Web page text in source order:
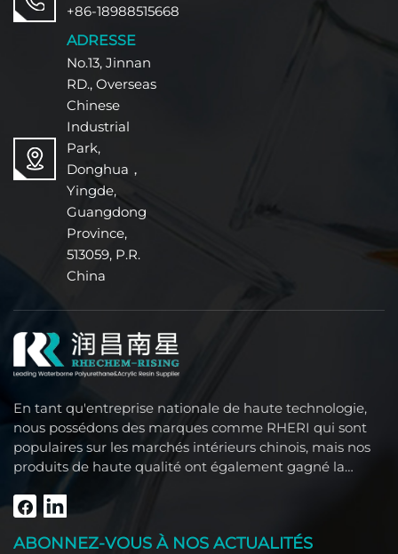
+86-18988515668
ADRESSE
No.13, Jinnan
RD., Overseas
Chinese
Industrial
Park,
Donghua，
Yingde,
Guangdong
Province,
513059, P.R.
China
En tant qu'entreprise nationale de haute technologie,
nous possédons des marques comme RHERI qui sont
populaires sur les marchés intérieurs chinois, mais nos
produits de haute qualité ont également gagné la
confiance des clients étrangers comme l'Asie du Sud-
Est, le Moyen-Orient, l'Amérique du Sud, l'Afrique et
ABONNEZ-VOUS À NOS ACTUALITÉS